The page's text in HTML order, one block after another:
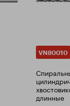
VN80010
длинные